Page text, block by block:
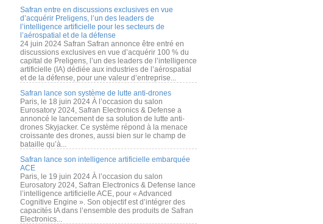
Safran entre en discussions exclusives en vue
d’acquérir Preligens, l’un des leaders de
l’intelligence artificielle pour les secteurs de
l’aérospatial et de la défense
24 juin 2024 Safran Safran annonce être entré en
discussions exclusives en vue d’acquérir 100 % du
capital de Preligens, l’un des leaders de l’intelligence
artificielle (IA) dédiée aux industries de l’aérospatial
et de la défense, pour une valeur d’entreprise...
Safran lance son système de lutte anti-drones
Paris, le 18 juin 2024 À l’occasion du salon
Eurosatory 2024, Safran Electronics & Defense a
annoncé le lancement de sa solution de lutte anti-
drones Skyjacker. Ce système répond à la menace
croissante des drones, aussi bien sur le champ de
bataille qu’à...
Safran lance son intelligence artificielle embarquée
ACE
Paris, le 19 juin 2024 À l’occasion du salon
Eurosatory 2024, Safran Electronics & Defense lance
l’intelligence artificielle ACE, pour « Advanced
Cognitive Engine ». Son objectif est d’intégrer des
capacités IA dans l’ensemble des produits de Safran
Electronics...